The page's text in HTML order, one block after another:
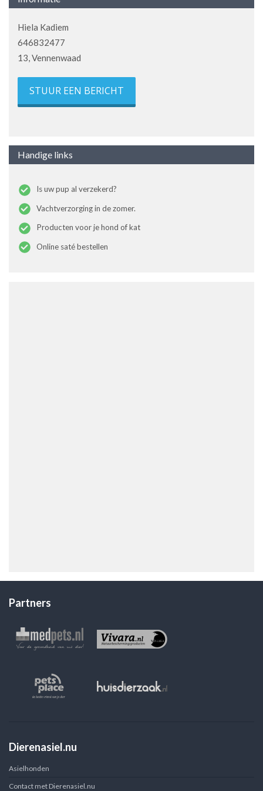
Hiela Kadiem
646832477
13, Vennenwaad
STUUR EEN BERICHT
Handige links
Is uw pup al verzekerd?
Vachtverzorging in de zomer.
Producten voor je hond of kat
Online saté bestellen
Partners
Dierenasiel.nu
Asielhonden
Contact met Dierenasiel.nu